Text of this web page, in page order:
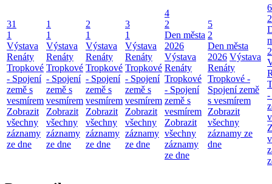
31
1
Výstava
Renáty
Tropkové
- Spojení
země s
vesmírem
Zobrazit
všechny
záznamy
ze dne
1
1
Výstava
Renáty
Tropkové
- Spojení
země s
vesmírem
Zobrazit
všechny
záznamy
ze dne
2
1
Výstava
Renáty
Tropkové
- Spojení
země s
vesmírem
Zobrazit
všechny
záznamy
ze dne
3
1
Výstava
Renáty
Tropkové
- Spojení
země s
vesmírem
Zobrazit
všechny
záznamy
ze dne
4
2
Den města
2026
Výstava
Renáty
Tropkové
- Spojení
země s
vesmírem
Zobrazit
všechny
záznamy
ze dne
5
2
Den města
2026 Výstava
Renáty
Tropkové -
Spojení země
s vesmírem
Zobrazit
všechny
záznamy ze
dne
6
2
-